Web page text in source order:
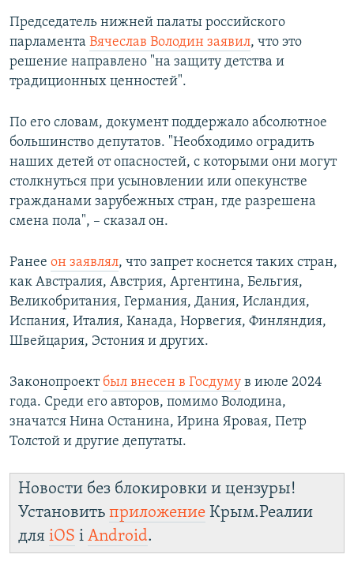
ПОБЕДИТЕЛЕЙ НЕ СУДЯТ?
КРЫМ.НЕПОКОРЕННЫЙ
ELIFBE
ПРИСОЕДИНЯЙТЕСЬ!
Все сайты RFE/RL
Председатель нижней палаты российского
парламента Вячеслав Володин заявил, что это
решение направлено "на защиту детства и
традиционных ценностей".
По его словам, документ поддержало абсолютное
большинство депутатов. "Необходимо оградить
наших детей от опасностей, с которыми они могут
столкнуться при усыновлении или опекунстве
гражданами зарубежных стран, где разрешена
смена пола", – сказал он.
Ранее он заявлял, что запрет коснется таких стран,
как Австралия, Австрия, Аргентина, Бельгия,
Великобритания, Германия, Дания, Исландия,
Испания, Италия, Канада, Норвегия, Финляндия,
Швейцария, Эстония и других.
Законопроект был внесен в Госдуму в июле 2024
года. Среди его авторов, помимо Володина,
значатся Нина Останина, Ирина Яровая, Петр
Толстой и другие депутаты.
Новости без блокировки и цензуры!
Установить приложение Крым.Реалии
для iOS і Android.